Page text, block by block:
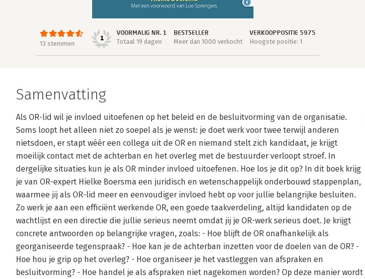
13 stemmen
1
VOORMALIG NR. 1
Totaal 19 dagen
BESTSELLER
Meer dan 1000 verkocht
VERKOOPPOSITIE 5975
Hoogste positie: 1
Samenvatting
Als OR-lid wil je invloed uitoefenen op het beleid en de besluitvorming van de organisatie.
Soms loopt het alleen niet zo soepel als je wenst: je doet werk voor twee terwijl anderen
nietsdoen, er stapt wéér een collega uit de OR en niemand stelt zich kandidaat, je krijgt
moeilijk contact met de achterban en het overleg met de bestuurder verloopt stroef. In
dergelijke situaties kun je als OR minder invloed uitoefenen. Hoe los je dit op? In dit boek krijg
je van OR-expert Hielke Boersma een juridisch en wetenschappelijk onderbouwd stappenplan,
waarmee jij als OR-lid meer en eenvoudiger invloed hebt op voor jullie belangrijke besluiten.
Zo werk je aan een efficiënt werkende OR, een goede taakverdeling, altijd kandidaten op de
wachtlijst en een directie die jullie serieus neemt omdat jij je OR-werk serieus doet. Je krijgt
concrete antwoorden op belangrijke vragen, zoals: - Hoe blijft de OR onafhankelijk als
georganiseerde tegenspraak? - Hoe kan je de achterban inzetten voor de doelen van de OR? -
Hoe hou je grip op het overleg? - Hoe organiseer je het vastleggen van afspraken en
besluitvorming? - Hoe handel je als afspraken niet nagekomen worden? Op deze manier wordt